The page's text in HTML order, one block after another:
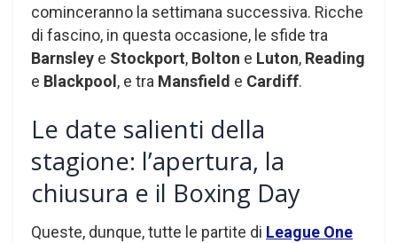
cominceranno la settimana successiva. Ricche
di fascino, in questa occasione, le sfide tra
Barnsley e Stockport, Bolton e Luton, Reading
e Blackpool , e tra Mansfield e Cardiff.
Le date salienti della
stagione: l’apertura, la
chiusura e il Boxing Day
Queste, dunque, tutte le partite di League One